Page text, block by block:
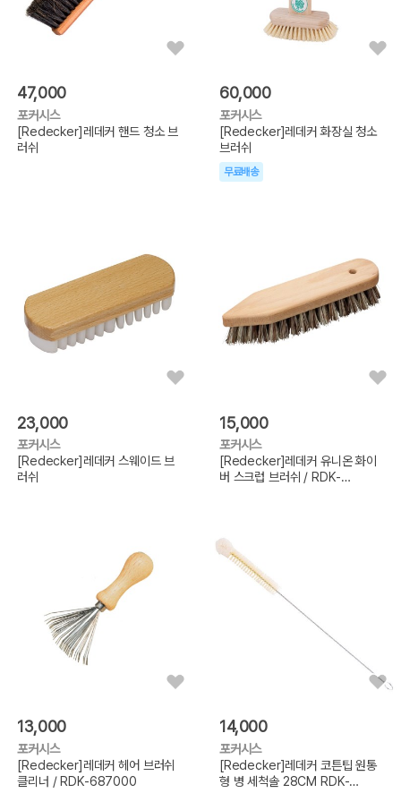
47,000
포커시스
[Redecker]레데커 핸드 청소 브
러쉬
60,000
포커시스
[Redecker]레데커 화장실 청소
브러쉬
무료배송
23,000
포커시스
[Redecker]레데커 스웨이드 브
러쉬
15,000
포커시스
[Redecker]레데커 유니온 화이
버 스크럽 브러쉬 / RDK-
13,000
포커시스
[Redecker]레데커 헤어 브러쉬
클리너 / RDK-687000
14,000
포커시스
[Redecker]레데커 코튼팁 원통
형 병 세척솔 28CM RDK-